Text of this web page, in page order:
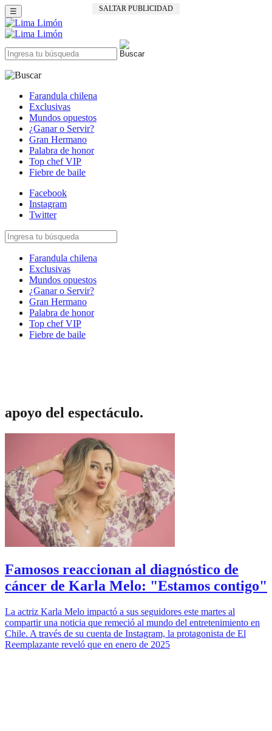
SALTAR PUBLICIDAD
☰
Farandula chilena
Exclusivas
Mundos opuestos
¿Ganar o Servir?
Gran Hermano
Palabra de honor
Top chef VIP
Fiebre de baile
Facebook
Instagram
Twitter
Farandula chilena
Exclusivas
Mundos opuestos
¿Ganar o Servir?
Gran Hermano
Palabra de honor
Top chef VIP
Fiebre de baile
apoyo del espectáculo.
Famosos reaccionan al diagnóstico de
cáncer de Karla Melo: "Estamos contigo"
La actriz Karla Melo impactó a sus seguidores este martes al
compartir una noticia que remeció al mundo del entretenimiento en
Chile. A través de su cuenta de Instagram, la protagonista de El
Reemplazante reveló que en enero de 2025